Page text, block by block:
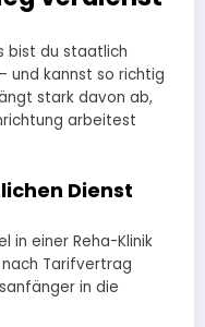
bist du staatlich
und kannst so richtig
stark davon ab,
arbeitest
Dienst
in einer Reha-Klinik
Tarifvertrag
in die